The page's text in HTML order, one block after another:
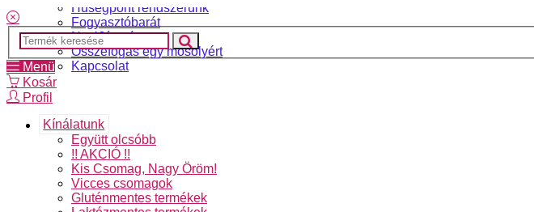
Hűségpont rendszerünk
Fogyasztóbarát
NasiJátszó
Összefogás egy mosolyért
Kapcsolat
Menü
Kosár
Profil
Kínálatunk
Együtt olcsóbb
!! AKCIÓ !!
Kis Csomag, Nagy Öröm!
Vicces csomagok
Gluténmentes termékek